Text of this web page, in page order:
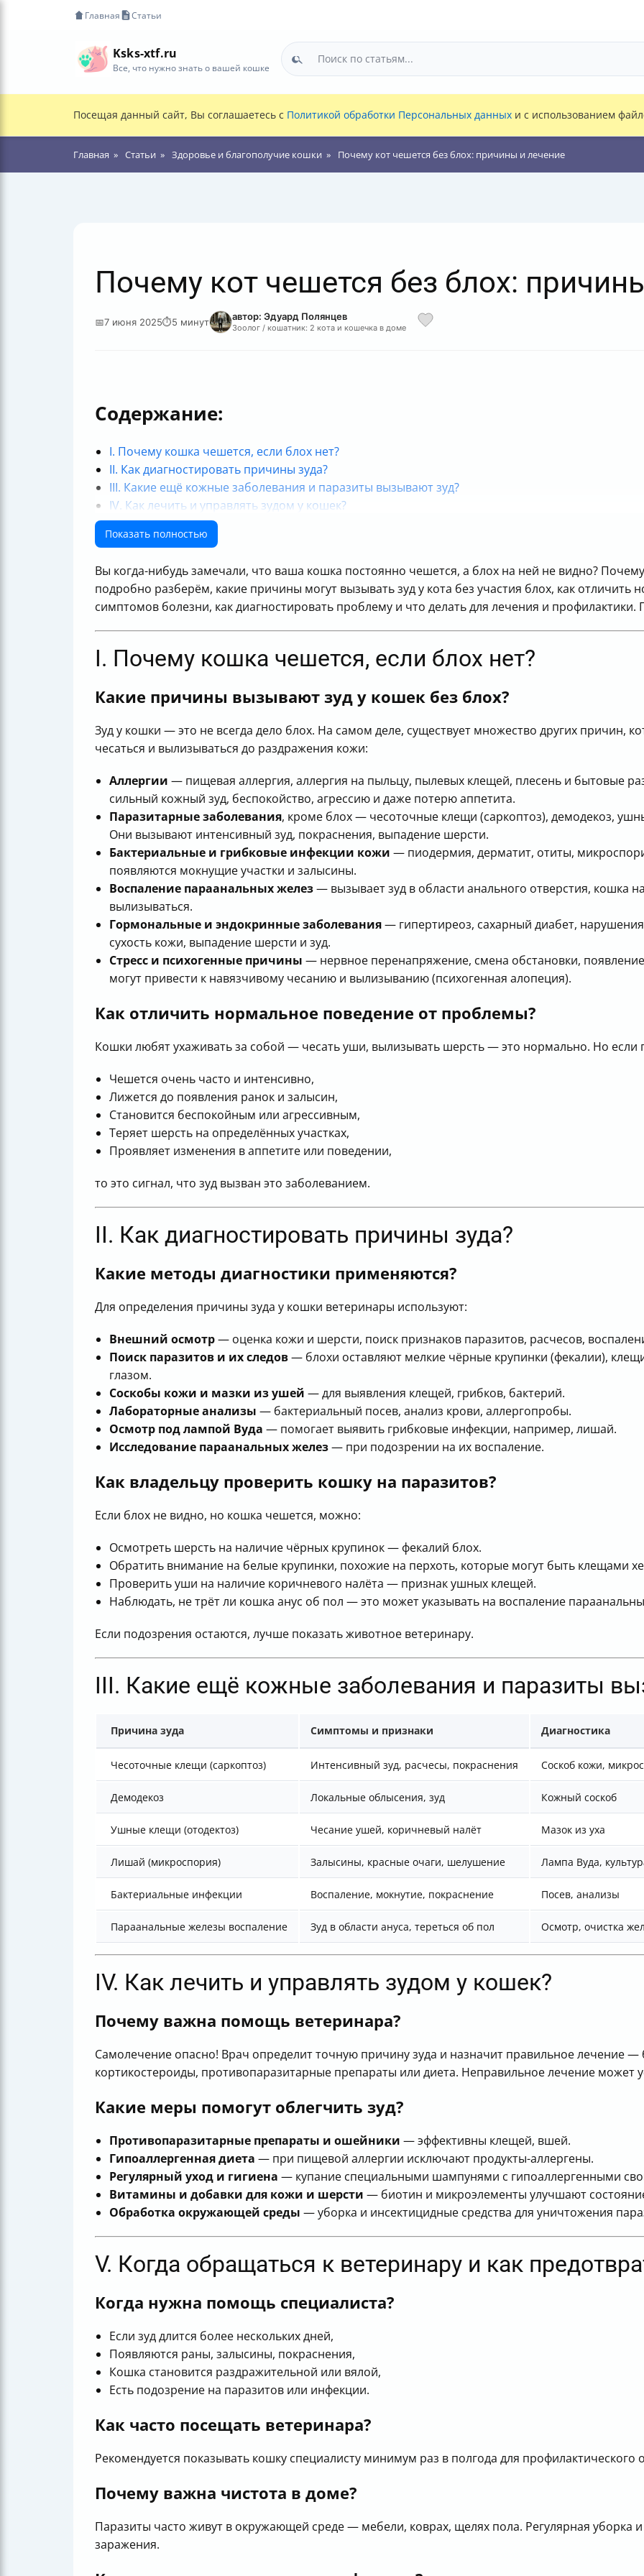
Главная Статьи
Ksks-xtf.ru
Все, что нужно знать о вашей кошке
Посещая данный сайт, Вы соглашаетесь с Политикой обработки Персональных данных и с использованием
Главная Статьи Здоровье и благополучие кошки Почему кот чешется без блох: причины и лечение
Почему кот чешется без блох:
📅7 июня 2025⏱5 минут автор: Эдуард Полянцев
Зоолог / кошатник: 2 кота и кошечка в доме
Содержание:
I. Почему кошка чешется, если блох нет?
II. Как диагностировать причины зуда?
III. Какие ещё кожные заболевания и паразиты вызывают зуд?
IV. Как лечить и управлять зудом у кошек?
V. Когда обращаться к ветеринару и как предотвратить зуд?
Итог: Зуд у кошки — не всегда блохи, но всегда повод для внимания!
Показать полностью
Вы когда-нибудь замечали, что ваша кошка постоянно чешется, а блох на ней не видно?
подробно разберём, какие причины могут вызывать зуд у кота без участия блох, как
симптомов болезни, как диагностировать проблему и что делать для лечения и профилактики.
I. Почему кошка чешется, если блох нет?
Какие причины вызывают зуд у кошек без блох?
Зуд у кошки — это не всегда дело блох. На самом деле, существует множество других причин,
чесаться и вылизываться до раздражения кожи:
Аллергии — пищевая аллергия, аллергия на пыльцу, пылевых клещей, плесень и бытовые
сильный кожный зуд, беспокойство, агрессию и даже потерю аппетита.
Паразитарные заболевания, кроме блох — чесоточные клещи (саркоптоз), демодекоз,
Они вызывают интенсивный зуд, покраснения, выпадение шерсти.
Бактериальные и грибковые инфекции кожи — пиодермия, дерматит, отиты,
появляются мокнущие участки и залысины.
Воспаление параанальных желез— вызывает зуд в области анального отверстия, кошка
вылизываться.
Гормональные и эндокринные заболевания— гипертиреоз, сахарный диабет,
сухость кожи, выпадение шерсти и зуд.
Стресс и психогенные причины — нервное перенапряжение, смена обстановки,
могут привести к навязчивому чесанию и вылизыванию (психогенная алопеция).
Как отличить нормальное поведение от проблемы?
Кошки любят ухаживать за собой — чесать уши, вылизывать шерсть — это нормально. Но если
Чешется очень часто и интенсивно,
Лижется до появления ранок и залысин,
Становится беспокойным или агрессивным,
Теряет шерсть на определённых участках,
Проявляет изменения в аппетите или поведении,
то это сигнал, что зуд вызван это заболеванием.
II. Как диагностировать причины зуда?
Какие методы диагностики применяются?
Для определения причины зуда у кошки ветеринары используют:
Внешний осмотр— оценка кожи и шерсти, поиск признаков паразитов, расчесов,
Поиск паразитов и их следов— блохи оставляют мелкие чёрные крупинки (фекалии),
глазом.
Соскобы кожи и мазки из ушей — для выявления клещей, грибков, бактерий.
Лабораторные анализы — бактериальный посев, анализ крови, аллергопробы.
Осмотр под лампой Вуда — помогает выявить грибковые инфекции, например, лишай.
Исследование параанальных желез— при подозрении на их воспаление.
Как владельцу проверить кошку на паразитов?
Если блох не видно, но кошка чешется, можно:
Осмотреть шерсть на наличие чёрных крупинок — фекалий блох.
Обратить внимание на белые крупинки, похожие на перхоть, которые могут быть клещами
Проверить уши на наличие коричневого налёта — признак ушных клещей.
Наблюдать, не трёт ли кошка анус об пол — это может указывать на воспаление
Если подозрения остаются, лучше показать животное ветеринару.
III. Какие ещё кожные заболевания и паразиты
Причина зуда Симптомы и признаки Диагностика
Чесоточные клещи (саркоптоз) Интенсивный зуд, расчесы, покраснения Соскоб кожи,
Демодекоз Локальные облысения, зуд Кожный соскоб
Ушные клещи (отодектоз) Чесание ушей, коричневый налёт Мазок из уха
Лишай (микроспория) Залысины, красные очаги, шелушение Лампа Вуда,
Бактериальные инфекции Воспаление, мокнутие, покраснение Посев, анализы
Параанальные железы воспаление Зуд в области ануса, тереться об пол Осмотр, очистка
IV. Как лечить и управлять зудом у кошек?
Почему важна помощь ветеринара?
Самолечение опасно! Врач определит точную причину зуда и назначит правильное лечение —
кортикостероиды, противопаразитарные препараты или диета. Неправильное лечение может
Какие меры помогут облегчить зуд?
Противопаразитарные препараты и ошейники — эффективны клещей, вшей.
Гипоаллергенная диета — при пищевой аллергии исключают продукты-аллергены.
Регулярный уход и гигиена — купание специальными шампунями с гипоаллергенными
Витамины и добавки для кожи и шерсти — биотин и микроэлементы улучшают
Обработка окружающей среды — уборка и инсектицидные средства для уничтожения
V. Когда обращаться к ветеринару и как
Когда нужна помощь специалиста?
Если зуд длится более нескольких дней,
Появляются раны, залысины, покраснения,
Кошка становится раздражительной или вялой,
Есть подозрение на паразитов или инфекции.
Как часто посещать ветеринара?
Рекомендуется показывать кошку специалисту минимум раз в полгода для профилактического
Почему важна чистота в доме?
Паразиты часто живут в окружающей среде — мебели, коврах, щелях пола. Регулярная уборка
заражения.